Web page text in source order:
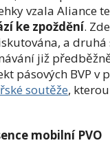
vzala Aliance
ke zpoždění.
a
již
pásových BVP v
soutěže,
mobilní PVO